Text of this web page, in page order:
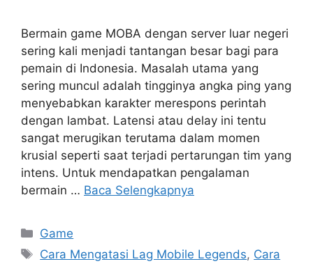
Bermain game MOBA dengan server luar negeri
sering kali menjadi tantangan besar bagi para
pemain di Indonesia. Masalah utama yang
sering muncul adalah tingginya angka ping yang
menyebabkan karakter merespons perintah
dengan lambat. Latensi atau delay ini tentu
sangat merugikan terutama dalam momen
krusial seperti saat terjadi pertarungan tim yang
intens. Untuk mendapatkan pengalaman
bermain … Baca Selengkapnya
Kategori
Game
Tag
Cara Mengatasi Lag Mobile Legends, Cara